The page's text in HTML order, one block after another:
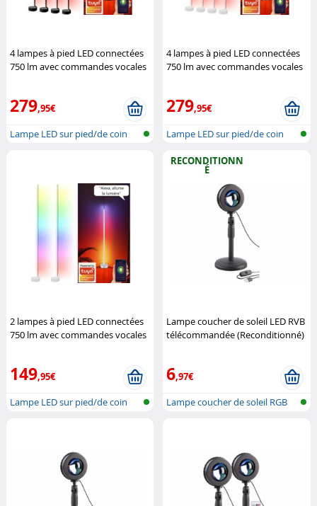
4 lampes à pied LED connectées
750 lm avec commandes vocales
279,95€
Lampe LED sur pied/de coin
4 lampes à pied LED connectées
750 lm avec commandes vocales
279,95€
Lampe LED sur pied/de coin
2 lampes à pied LED connectées
750 lm avec commandes vocales
149,95€
Lampe LED sur pied/de coin
RECONDITIONN
É
Lampe coucher de soleil LED RVB
télécommandée (Reconditionné)
6,97€
Lampe coucher de soleil RGB